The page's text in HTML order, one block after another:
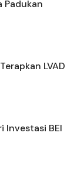
Padukan
LVAD
Investasi BEI